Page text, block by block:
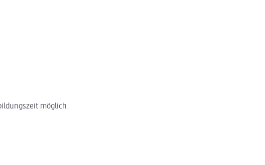
möglich.